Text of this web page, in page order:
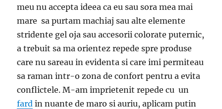
meu nu accepta ideea ca eu sau sora mea mai
mare sa purtam machiaj sau alte elemente
stridente gel oja sau accesorii colorate puternic,
a trebuit sa ma orientez repede spre produse
care nu sareau in evidenta si care imi permiteau
sa raman intr-o zona de confort pentru a evita
conflictele. M-am imprietenit repede cu un
fard in nuante de maro si auriu, aplicam putin